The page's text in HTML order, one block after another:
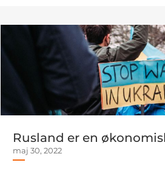
Rusland er en
maj 30, 2022